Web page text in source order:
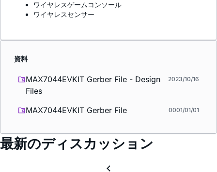
ワイヤレスゲームコンソール
ワイヤレスセンサー
資料
MAX7044EVKIT Gerber File - Design
Files
2023/10/16
MAX7044EVKIT Gerber File 0001/01/01
最新のディスカッション